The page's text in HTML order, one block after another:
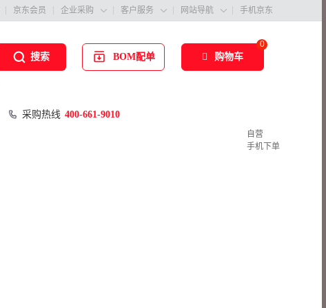
京东会员 企业采购  客户服务  网站导航  手机京东
搜索 BOM配单
0
购物车
采购热线 400-661-9010
自营
手机下单